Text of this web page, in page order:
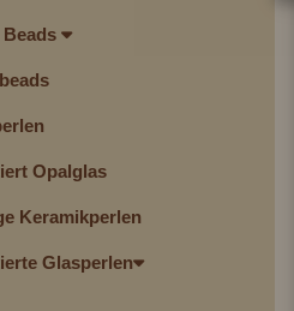
Opalglas
Keramikperlen
Glasperlen